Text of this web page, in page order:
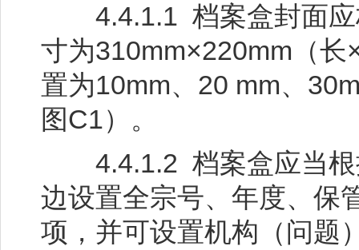
4.4.1.1 档案盒封面应
寸为310mm×220mm（
置为10mm、20 mm、
图C1）。
4.4.1.2 档案盒应当根
边设置全宗号、年度、保
项，并可设置机构（问题